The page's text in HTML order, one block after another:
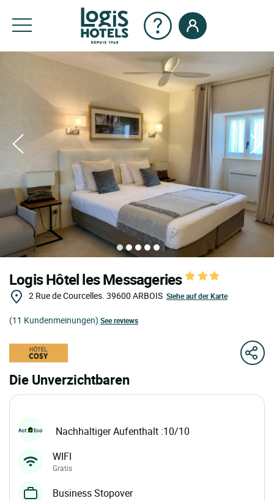
Logis Hôtel les Messageries
2 Rue de Courcelles. 39600 ARBOIS Siehe auf der Karte
(11 Kundenmeinungen) See reviews
Die Unverzichtbaren
Nachhaltiger Aufenthalt :10/10
WIFI
Gratis
Business Stopover